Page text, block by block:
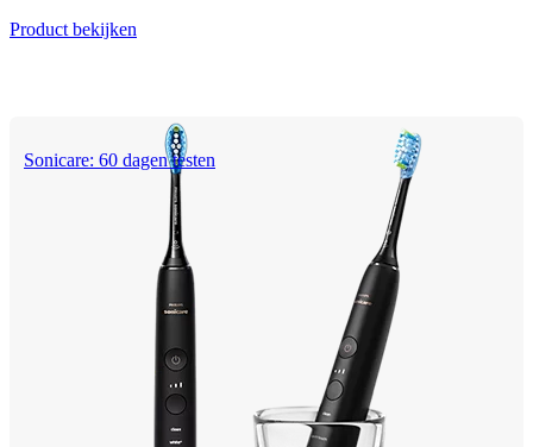
Product bekijken
Sonicare: 60 dagen testen